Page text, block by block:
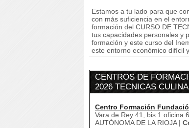
Estamos a tu lado para que
con más suficiencia en el
formación del CURSO DE
tus capacidades personales y
formación y este curso del
este entorno económico difícil
CENTROS DE
2026 TECNICAS
Centro Formación
Vara de Rey 41, bis 1 oficina
AUTÓNOMA DE LA RIOJA |